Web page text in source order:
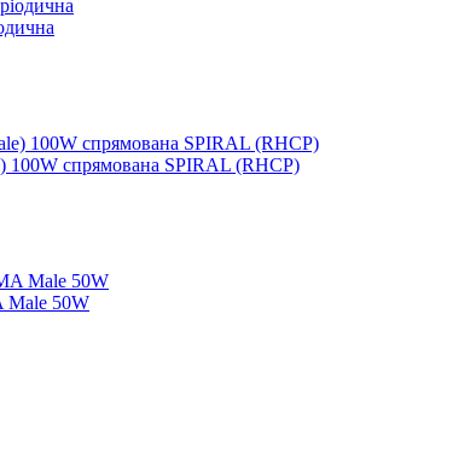
100W спрямована SPIRAL (RHCP)
Male 50W